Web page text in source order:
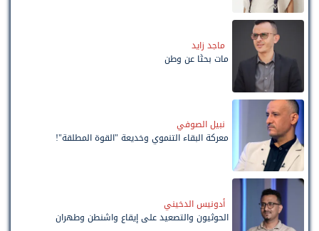
ماجد زايد
مات بحثًا عن وطن
نبيل الصوفي
معركة البقاء التنموي وخديعة "القوة المطلقة"!
أدونيس الدخيني
الحوثيون والتصعيد على إيقاع واشنطن وطهران